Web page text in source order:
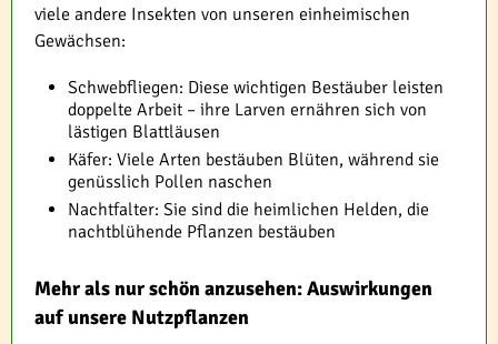
viele andere Insekten von unseren einheimischen
Gewächsen:
Schwebfliegen: Diese wichtigen Bestäuber leisten
doppelte Arbeit – ihre Larven ernähren sich von
lästigen Blattläusen
Käfer: Viele Arten bestäuben Blüten, während sie
genüsslich Pollen naschen
Nachtfalter: Sie sind die heimlichen Helden, die
nachtblühende Pflanzen bestäuben
Mehr als nur schön anzusehen: Auswirkungen
auf unsere Nutzpflanzen